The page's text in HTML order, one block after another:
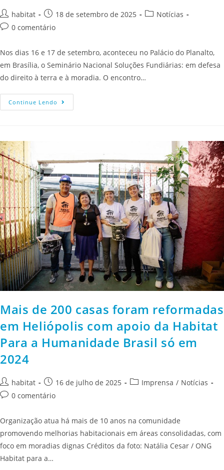
habitat 18 de setembro de 2025
Notícias
0 comentário
Nos dias 16 e 17 de setembro, aconteceu no Palácio do Planalto,
em Brasília, o Seminário Nacional Soluções Fundiárias: em defesa
do direito à terra e à moradia. O encontro…
Continue Lendo
Mais de 200 casas foram reformadas
em Heliópolis com apoio da Habitat
Para a Humanidade Brasil só em
2024
habitat 16 de julho de 2025 Imprensa / Notícias
0 comentário
Organização atua há mais de 10 anos na comunidade
promovendo melhorias habitacionais em áreas consolidadas, com
foco em moradias dignas Créditos da foto: Natália Cesar / ONG
Habitat para a…